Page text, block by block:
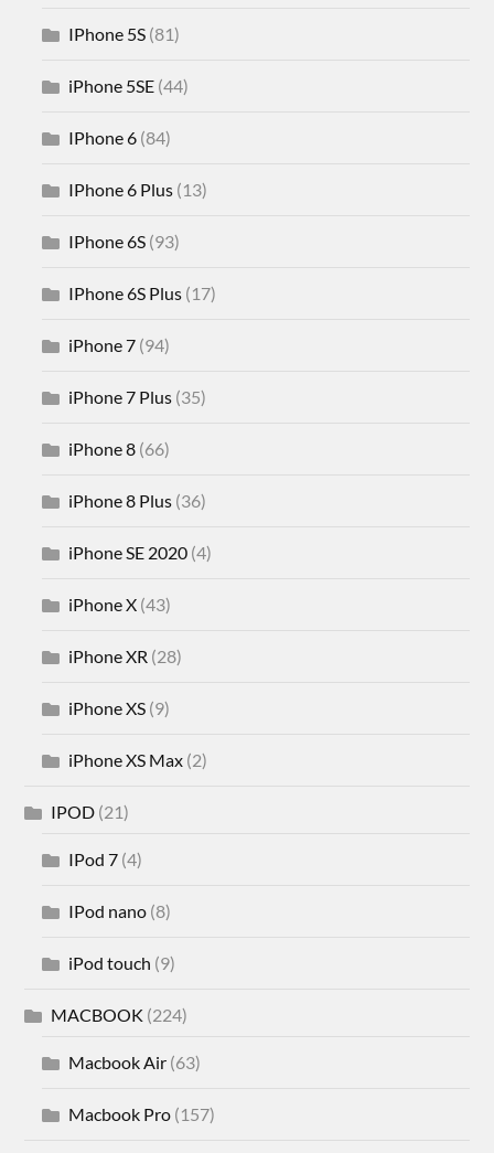
IPhone 5S (81)
iPhone 5SE (44)
IPhone 6 (84)
IPhone 6 Plus (13)
IPhone 6S (93)
IPhone 6S Plus (17)
iPhone 7 (94)
iPhone 7 Plus (35)
iPhone 8 (66)
iPhone 8 Plus (36)
iPhone SE 2020 (4)
iPhone X (43)
iPhone XR (28)
iPhone XS (9)
iPhone XS Max (2)
IPOD (21)
IPod 7 (4)
IPod nano (8)
iPod touch (9)
MACBOOK (224)
Macbook Air (63)
Macbook Pro (157)